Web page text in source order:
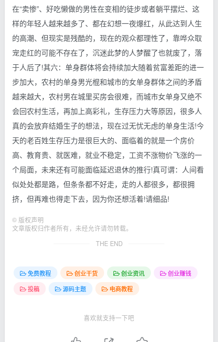
在“卖惨”、好吃懒做的男性在变相的徒步或者躺平摆烂、这
样的年轻人越来越多了、都在幻想一夜爆红，从此达到人生
的高潮、但现实是残酷的，现在的观众都理性了，靠哗众取
宠走红的可能不存在了，沉迷此梦的人梦醒了也就废了，落
于人后了!其六：单身群体将会持续加大随着贫富差距的进一
步加大，农村的单身男光棍和城市的女单身群体之间的矛盾
越来越大，农村男在城里买房会很难，而城市女单身又绝不
会回农村生活，再加上高彩礼，生存压力大等原因，很多人
真的会放弃结婚生子的想法，现在过无忧无虑的单身生活!今
天的老百姓生存压力是很巨大的、面临着的就是一个房价
高、教育贵、就医难，就业不稳定，工资不涨物价飞涨的一
个局面，未来还有可能面临延迟退休的推行!真可谓：人间看
似处处都是路，但条条都不好走，走的人都很多，都很拥
挤，但再难也得走下去，因为你还想活着!请细品!
© 版权声明
文章版权归作者所有，未经允许请勿转载。
THE END
免费教程 创业干货 创业资讯
创业赚钱
投稿
源码主题 电商教程
喜欢就支持一下吧